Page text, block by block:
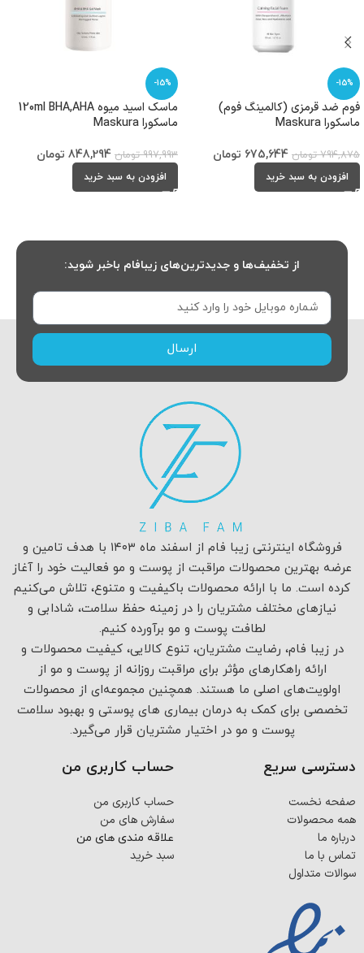
-15%
فوم ضد قرمزی (کالمینگ فوم)
ماسکورا Maskura
794,875 تومان 675,644 تومان
افزودن به سبد خرید
-15%
ماسک اسید میوه 120ml BHA,AHA
ماسکورا Maskura
997,993 تومان 848,294 تومان
افزودن به سبد خرید
از تخفیف‌ها و جدیدترین‌های زیبافام باخبر شوید:
ارسال
فروشگاه اینترنتی زیبا فام از اسفند ماه ۱۴۰۳ با هدف تامین و
عرضه بهترین محصولات مراقبت از پوست و مو فعالیت خود را آغاز
کرده است. ما با ارائه محصولات باکیفیت و متنوع، تلاش می‌کنیم
نیازهای مختلف مشتریان را در زمینه حفظ سلامت، شادابی و
لطافت پوست و مو برآورده کنیم.
در زیبا فام، رضایت مشتریان، تنوع کالایی، کیفیت محصولات و
ارائه راهکارهای مؤثر برای مراقبت روزانه از پوست و مو از
اولویت‌های اصلی ما هستند. همچنین مجموعه‌ای از محصولات
تخصصی برای کمک به درمان بیماری های پوستی و بهبود سلامت
پوست و مو در اختیار مشتریان قرار می‌گیرد.
دسترسی سریع
صفحه نخست
همه محصولات
درباره ما
تماس با ما
سوالات متداول
حساب کاربری من
حساب کاربری من
سفارش های من
علاقه مندی های من
سبد خرید